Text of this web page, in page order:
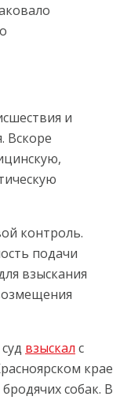
и
Вскоре
контроль.
подачи
взыскания
взыскал с
крае
собак. В